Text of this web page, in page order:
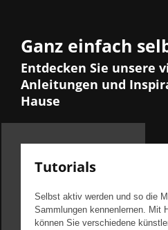
Ganz einfach
Entdecken Sie unsere
Anleitungen und
Hause
Tutorials
Selbst aktiv werden und so die
Sammlungen kennenlernen. Mit
können Sie verschiedene